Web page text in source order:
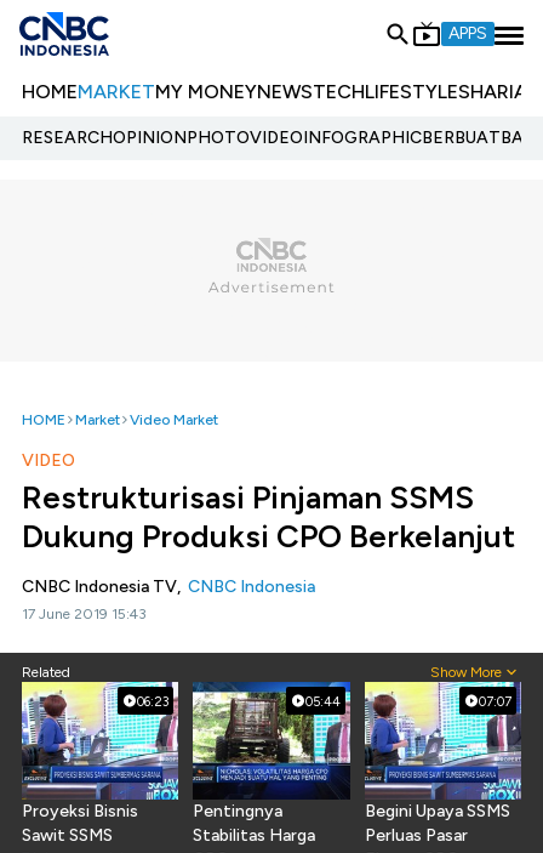
APPS
HOMEMARKETMY MONEYNEWSTECHLIFESTYLESHARIA
RESEARCHOPINIONPHOTOVIDEOINFOGRAPHIC
HOME Market Video Market
VIDEO
Restrukturisasi Pinjaman SSMS
Dukung Produksi CPO Berkelanjut
CNBC Indonesia TV, CNBC Indonesia
17 June 2019 15:43
Related Show More
06:23
Proyeksi Bisnis
Sawit SSMS
05:44
Pentingnya
Stabilitas Harga
07:07
Begini Upaya SSMS
Perluas Pasar